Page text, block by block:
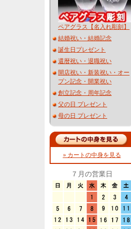
ペアグラス【名入れ彫刻】
結婚祝い・結婚記念
誕生日プレゼント
還暦祝い・退職祝い
開店祝い・新装祝い・オー
プン記念・開業祝い
創立記念・周年記念
父の日 プレゼント
母の日 プレゼント
» カートの中身を見る
７月の営業日